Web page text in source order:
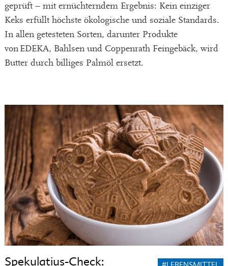
geprüft – mit ernüchterndem Ergebnis: Kein einziger
Keks erfüllt höchste ökologische und soziale Standards.
In allen getesteten Sorten, darunter Produkte
von EDEKA, Bahlsen und Coppenrath Feingebäck, wird
Butter durch billiges Palmöl ersetzt.
Spekulatius-Check: